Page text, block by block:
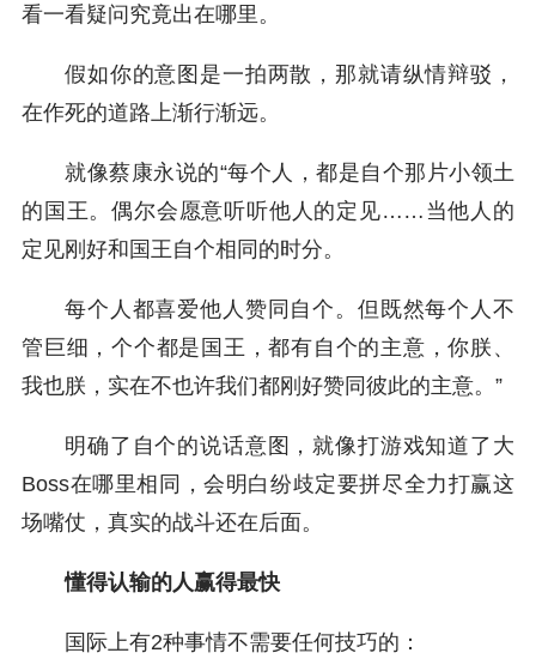
看一看疑问究竟出在哪里。
假如你的意图是一拍两散，那就请纵情辩驳，
在作死的道路上渐行渐远。
就像蔡康永说的“每个人，都是自个那片小领土
的国王。偶尔会愿意听听他人的定见……当他人的
定见刚好和国王自个相同的时分。
每个人都喜爱他人赞同自个。但既然每个人不
管巨细，个个都是国王，都有自个的主意，你朕、
我也朕，实在不也许我们都刚好赞同彼此的主意。”
明确了自个的说话意图，就像打游戏知道了大
Boss在哪里相同，会明白纷歧定要拼尽全力打赢这
场嘴仗，真实的战斗还在后面。
懂得认输的人赢得最快
国际上有2种事情不需要任何技巧的：